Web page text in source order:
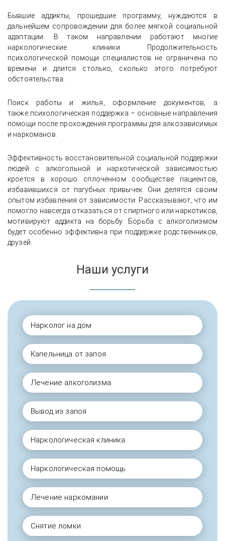
Бывшие аддикты, прошедшие программу, нуждаются в
дальнейшем сопровождении для более мягкой социальной
адаптации. В таком направлении работают многие
наркологические клиники. Продолжительность
психологической помощи специалистов не ограничена по
времени и длится столько, сколько этого потребуют
обстоятельства.
Поиск работы и жилья, оформление документов, а
также психологическая поддержка – основные направления
помощи после прохождения программы для алкозависимых
и наркоманов.
Эффективность восстановительной социальной поддержки
людей с алкогольной и наркотической зависимостью
кроется в хорошо сплочённом сообществе пациентов,
избавившихся от пагубных привычек. Они делятся своим
опытом избавления от зависимости. Рассказывают, что им
помогло навсегда отказаться от спиртного или наркотиков,
мотивируют аддикта на борьбу. Борьба с алкоголизмом
будет особенно эффективна при поддержке родственников,
друзей.
Наши услуги
Нарколог на дом
Капельница от запоя
Лечение алкоголизма
Вывод из запоя
Наркологическая клиника
Наркологическая помощь
Лечение наркомании
Снятие ломки